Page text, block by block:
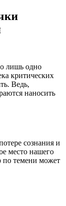
лишь одно
критических
Ведь,
наносить
сознания и
место нашего
по темени может